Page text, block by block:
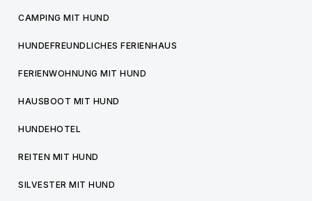
CAMPING MIT HUND
HUNDEFREUNDLICHES FERIENHAUS
FERIENWOHNUNG MIT HUND
HAUSBOOT MIT HUND
HUNDEHOTEL
REITEN MIT HUND
SILVESTER MIT HUND